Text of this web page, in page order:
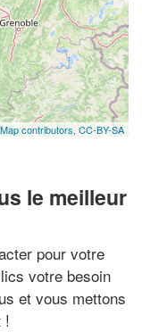
contributors, CC-BY-SA
le meilleur
pour votre
votre besoin
et vous mettons
!